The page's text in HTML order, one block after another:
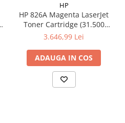
HP
HP 826A Magenta LaserJet
Toner Cartridge (31.500
pag)
3.646,99 Lei
ADAUGA IN COS